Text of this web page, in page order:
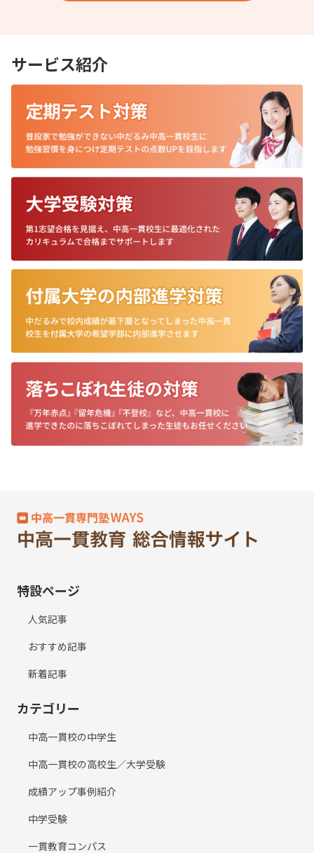
サービス紹介
特設ページ
人気記事
おすすめ記事
新着記事
カテゴリー
中高一貫校の中学生
中高一貫校の高校生／大学受験
成績アップ事例紹介
中学受験
一貫教育コンパス